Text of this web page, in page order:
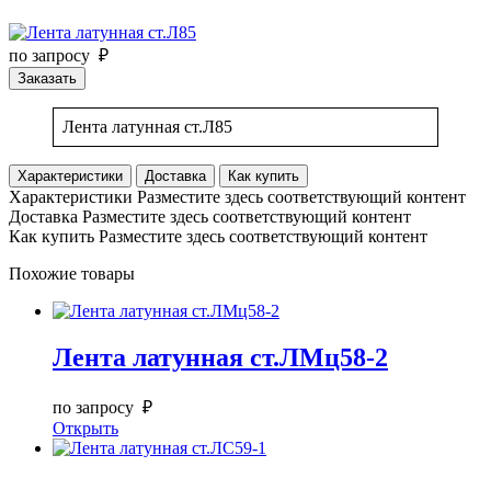
по запросу ₽
Заказать
Лента латунная ст.Л85
Характеристики Доставка Как купить
Характеристики Разместите здесь соответствующий контент
Доставка Разместите здесь соответствующий контент
Как купить Разместите здесь соответствующий контент
Похожие товары
Лента латунная ст.ЛМц58-2
по запросу ₽
Открыть